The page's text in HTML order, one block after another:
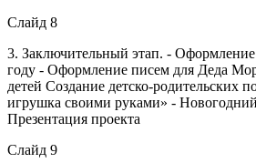
Слайд 8
3. Заключительный этап. -
году - Оформление писем для Деда
детей Создание детско-родительских
игрушка своими руками» -
Презентация проекта
Слайд 9